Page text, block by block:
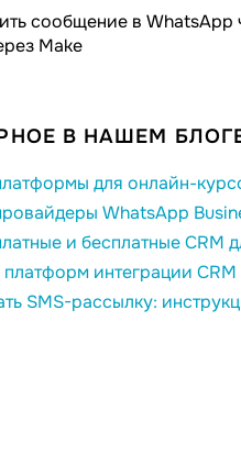
сообщение в WhatsApp
Make
В НАШЕМ
для онлайн-
WhatsApp
и бесплатные CRM
интеграции
SMS-рассылку: